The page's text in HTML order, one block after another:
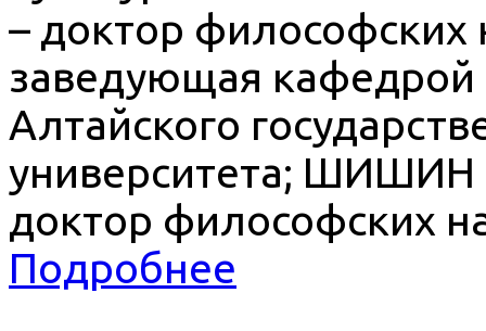
– доктор философских
заведующая
Алтайского
университета;
доктор философских
Подробнее